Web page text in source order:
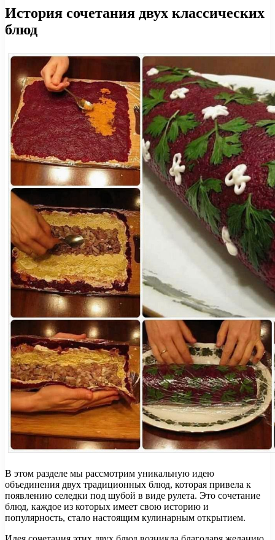
История сочетания двух классических
блюд
В этом разделе мы рассмотрим уникальную идею
объединения двух традиционных блюд, которая привела к
появлению селедки под шубой в виде рулета. Это сочетание
блюд, каждое из которых имеет свою историю и
популярность, стало настоящим кулинарным открытием.